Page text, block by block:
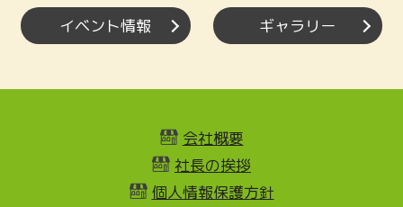
イベント情報 ギャラリー
会社概要
社長の挨拶
個人情報保護方針